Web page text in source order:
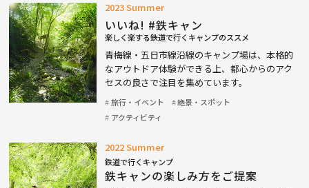
2023 Summer
いいね! #鉄キャン
楽しく楽する鉄道で行くキャンプのススメ
青梅線・五日市線沿線のキャンプ場は、本格的
なアウトドア体験ができる上、都心からのアク
セスの良さで注目を集めています。
旅行・イベント
絶景・スポット
アクティビティ
2022 Summer
鉄道で行くキャンプ
鉄キャンの楽しみ方をご提案